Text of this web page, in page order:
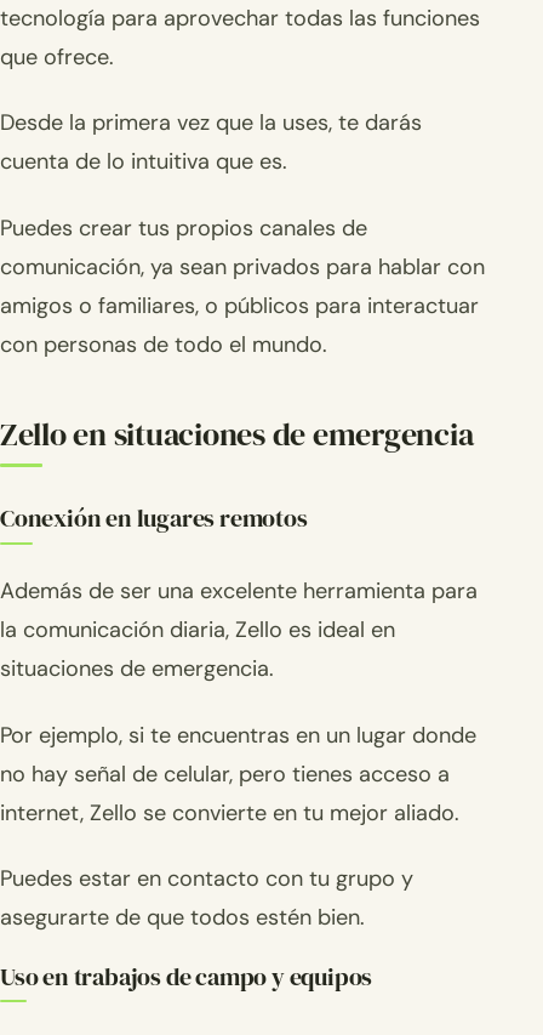
tecnología para aprovechar todas las funciones
que ofrece.
Desde la primera vez que la uses, te darás
cuenta de lo intuitiva que es.
Puedes crear tus propios canales de
comunicación, ya sean privados para hablar con
amigos o familiares, o públicos para interactuar
con personas de todo el mundo.
Zello en situaciones de emergencia
Conexión en lugares remotos
Además de ser una excelente herramienta para
la comunicación diaria, Zello es ideal en
situaciones de emergencia.
Por ejemplo, si te encuentras en un lugar donde
no hay señal de celular, pero tienes acceso a
internet, Zello se convierte en tu mejor aliado.
Puedes estar en contacto con tu grupo y
asegurarte de que todos estén bien.
Uso en trabajos de campo y equipos